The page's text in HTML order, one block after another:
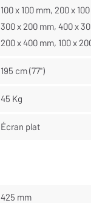
100 x 100 mm, 200 x
300 x 200 mm, 400 x
200 x 400 mm, 100 x
195 cm (77")
45 Kg
Écran plat
425 mm